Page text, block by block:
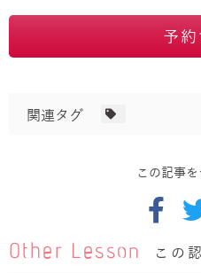
予約
関連タグ
この記事
Other Lesson この